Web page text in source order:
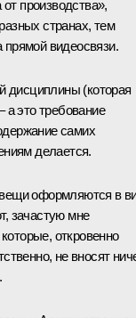
производства»,
странах, тем
прямой видеосвязи.
дисциплины (которая
а это требование
самих
делается.
вещи оформляются в
зачастую мне
откровенно
не вносят